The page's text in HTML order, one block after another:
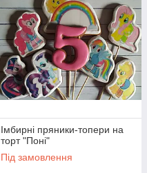
Імбирні пряники-топери на
торт "Поні"
Під замовлення